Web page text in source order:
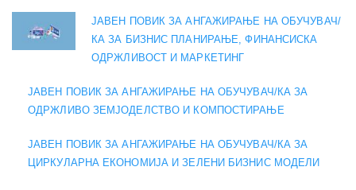
ЈАВЕН ПОВИК ЗА АНГАЖИРАЊЕ НА ОБУЧУВАЧ/
КА ЗА БИЗНИС ПЛАНИРАЊЕ, ФИНАНСИСКА
ОДРЖЛИВОСТ И МАРКЕТИНГ
ЈАВЕН ПОВИК ЗА АНГАЖИРАЊЕ НА ОБУЧУВАЧ/КА ЗА
ОДРЖЛИВО ЗЕМЈОДЕЛСТВО И КОМПОСТИРАЊЕ
ЈАВЕН ПОВИК ЗА АНГАЖИРАЊЕ НА ОБУЧУВАЧ/КА ЗА
ЦИРКУЛАРНА ЕКОНОМИЈА И ЗЕЛЕНИ БИЗНИС МОДЕЛИ